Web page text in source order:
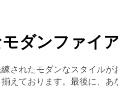
ダンファイ
されたモダンなスタイル
えております。最後に、